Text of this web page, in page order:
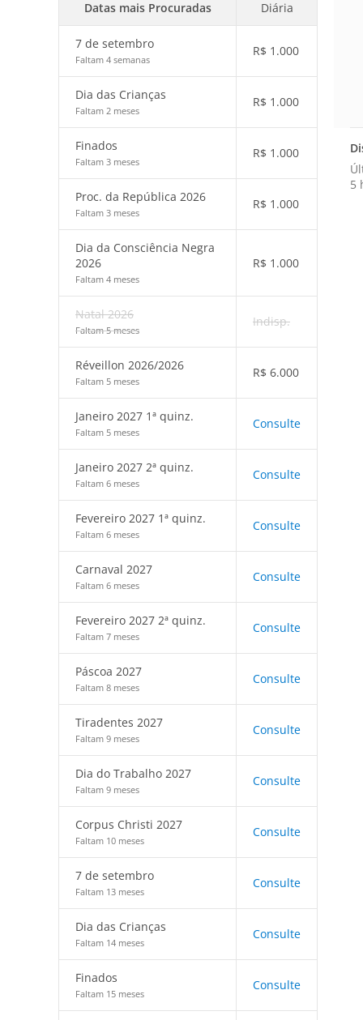
Datas mais Procuradas Diária
7 de setembro
Faltam 4 semanas
R$ 1.000
Dia das Crianças
Faltam 2 meses
R$ 1.000
Finados
Faltam 3 meses
R$ 1.000
Proc. da República 2026
Faltam 3 meses
R$ 1.000
Dia da Consciência Negra
2026
Faltam 4 meses
R$ 1.000
Natal 2026
Faltam 5 meses
Indisp.
Réveillon 2026/2026
Faltam 5 meses
R$ 6.000
Janeiro 2027 1ª quinz.
Faltam 5 meses
Consulte
Janeiro 2027 2ª quinz.
Faltam 6 meses
Consulte
Fevereiro 2027 1ª quinz.
Faltam 6 meses
Consulte
Carnaval 2027
Faltam 6 meses
Consulte
Fevereiro 2027 2ª quinz.
Faltam 7 meses
Consulte
Páscoa 2027
Faltam 8 meses
Consulte
Tiradentes 2027
Faltam 9 meses
Consulte
Dia do Trabalho 2027
Faltam 9 meses
Consulte
Corpus Christi 2027
Faltam 10 meses
Consulte
7 de setembro
Faltam 13 meses
Consulte
Dia das Crianças
Faltam 14 meses
Consulte
Finados
Faltam 15 meses
Consulte
5